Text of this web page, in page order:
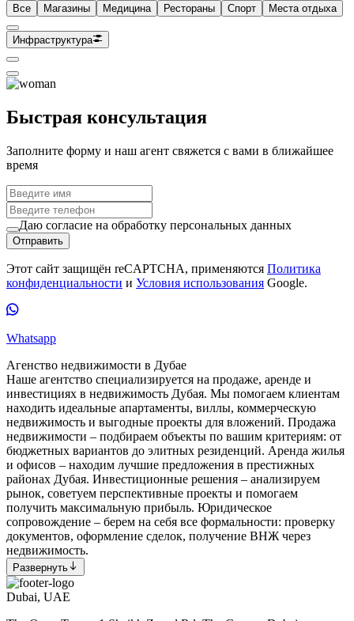
Все
Магазины Медицина Рестораны Спорт Места отдыха
Инфраструктура
Быстрая консультация
Заполните форму и наш агент свяжется с вами в ближайшее
время
Даю согласие на обработку персональных данных
Отправить
Этот сайт защищён reCAPTCHA, применяются Политика
конфиденциальности и Условия использования Google.
Whatsapp
Агенство недвижимости в Дубае
Наше агентство специализируется на продаже, аренде и
инвестициях в недвижимость Дубая. Мы помогаем клиентам
находить идеальные апартаменты, виллы, коммерческую
недвижимость и выгодные проекты для вложений. Продажа
недвижимости – подбираем объекты по вашим критериям: от
бюджетных вариантов до элитных резиденций. Аренда жилья
и офисов – находим лучшие предложения в престижных
районах Дубая. Инвестиционные решения – анализируем
рынок, советуем перспективные проекты и помогаем
получить максимальную прибыль. Юридическое
сопровождение – берем на себя все формальности: проверку
документов, оформление сделок, получение ВНЖ через
недвижимость.
Развернуть
Dubai, UAE